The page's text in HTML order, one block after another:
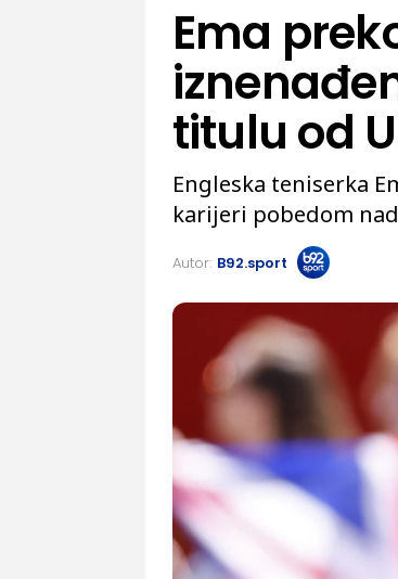
Ema
titulu od
Engleska teniserka
karijeri pobedom
Autor: B92.sport